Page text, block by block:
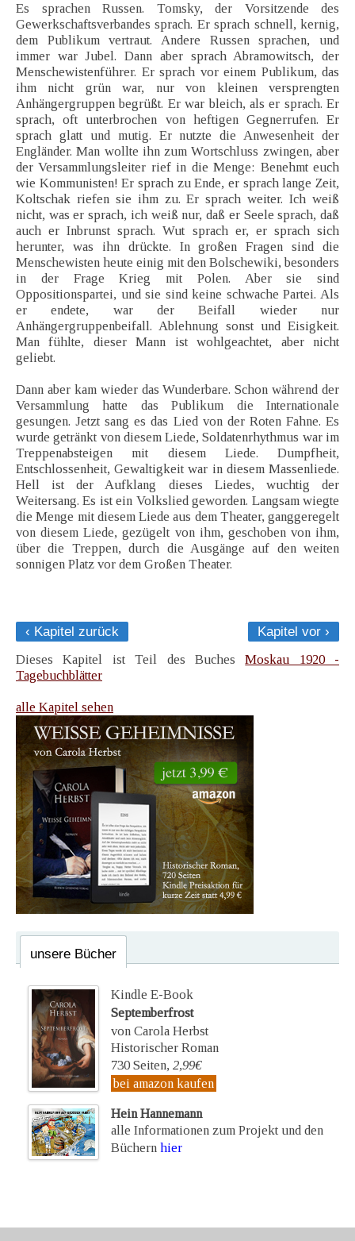
Es sprachen Russen. Tomsky, der Vorsitzende des
Gewerkschaftsverbandes sprach. Er sprach schnell, kernig,
dem Publikum vertraut. Andere Russen sprachen, und
immer war Jubel. Dann aber sprach Abramowitsch, der
Menschewistenführer. Er sprach vor einem Publikum, das
ihm nicht grün war, nur von kleinen versprengten
Anhängergruppen begrüßt. Er war bleich, als er sprach. Er
sprach, oft unterbrochen von heftigen Gegnerrufen. Er
sprach glatt und mutig. Er nutzte die Anwesenheit der
Engländer. Man wollte ihn zum Wortschluss zwingen, aber
der Versammlungsleiter rief in die Menge: Benehmt euch
wie Kommunisten! Er sprach zu Ende, er sprach lange Zeit,
Koltschak riefen sie ihm zu. Er sprach weiter. Ich weiß
nicht, was er sprach, ich weiß nur, daß er Seele sprach, daß
auch er Inbrunst sprach. Wut sprach er, er sprach sich
herunter, was ihn drückte. In großen Fragen sind die
Menschewisten heute einig mit den Bolschewiki, besonders
in der Frage Krieg mit Polen. Aber sie sind
Oppositionspartei, und sie sind keine schwache Partei. Als
er endete, war der Beifall wieder nur
Anhängergruppenbeifall. Ablehnung sonst und Eisigkeit.
Man fühlte, dieser Mann ist wohlgeachtet, aber nicht
geliebt.
Dann aber kam wieder das Wunderbare. Schon während der
Versammlung hatte das Publikum die Internationale
gesungen. Jetzt sang es das Lied von der Roten Fahne. Es
wurde getränkt von diesem Liede, Soldatenrhythmus war im
Treppenabsteigen mit diesem Liede. Dumpfheit,
Entschlossenheit, Gewaltigkeit war in diesem Massenliede.
Hell ist der Aufklang dieses Liedes, wuchtig der
Weitersang. Es ist ein Volkslied geworden. Langsam wiegte
die Menge mit diesem Liede aus dem Theater, ganggeregelt
von diesem Liede, gezügelt von ihm, geschoben von ihm,
über die Treppen, durch die Ausgänge auf den weiten
sonnigen Platz vor dem Großen Theater.
‹ Kapitel zurück
Kapitel vor ›
Dieses Kapitel ist Teil des BuchesMoskau 1920 -
Tagebuchblätter
alle Kapitel sehen
unsere Bücher
Kindle E-Book
Septemberfrost
von Carola Herbst
Historischer Roman
730 Seiten, 2,99€
bei amazon kaufen
Hein Hannemann
alle Informationen zum Projekt und den
Büchern hier